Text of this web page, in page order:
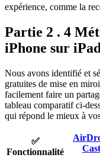
expérience, comme la
Partie 2 . 4
iPhone sur
Nous avons identifié et
gratuites de mise en
facilement faire un
tableau comparatif ci-
qui répond le mieux à
✅
Fonctionnalité
Cast